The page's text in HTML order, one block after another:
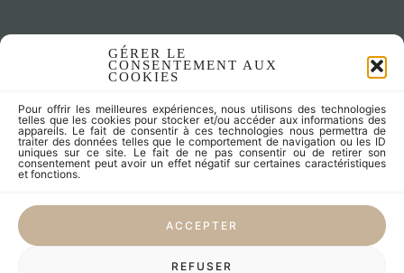
GÉRER LE
CONSENTEMENT AUX
COOKIES
Pour offrir les meilleures expériences, nous utilisons des technologies
telles que les cookies pour stocker et/ou accéder aux informations des
appareils. Le fait de consentir à ces technologies nous permettra de
traiter des données telles que le comportement de navigation ou les ID
uniques sur ce site. Le fait de ne pas consentir ou de retirer son
consentement peut avoir un effet négatif sur certaines caractéristiques
et fonctions.
ACCEPTER
REFUSER
Nos Produits Upcycling
Articles zéro déchet
Fleurs séchées
Lampes
Meubles
Objets
Univers de l'enfant
Vaisselle